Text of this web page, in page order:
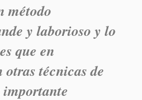
método
y laborioso y lo
que en
técnicas de